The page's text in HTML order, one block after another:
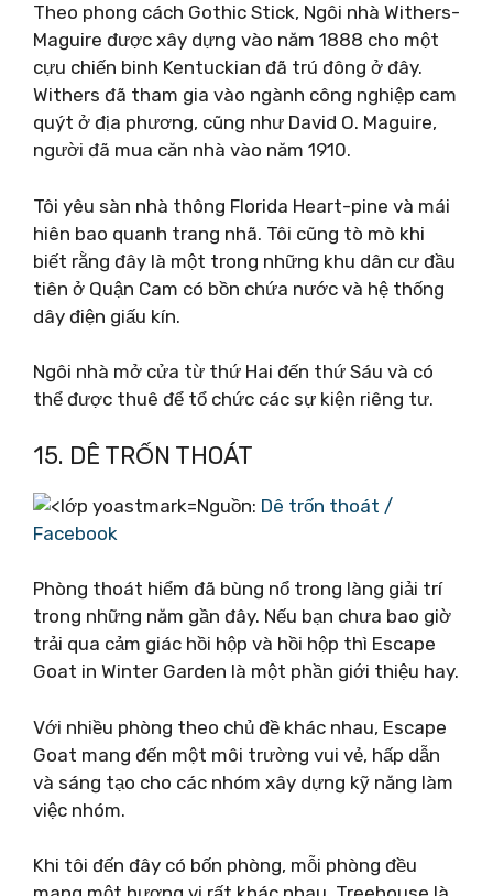
Theo phong cách Gothic Stick, Ngôi nhà Withers-
Maguire được xây dựng vào năm 1888 cho một
cựu chiến binh Kentuckian đã trú đông ở đây.
Withers đã tham gia vào ngành công nghiệp cam
quýt ở địa phương, cũng như David O. Maguire,
người đã mua căn nhà vào năm 1910.
Tôi yêu sàn nhà thông Florida Heart-pine và mái
hiên bao quanh trang nhã. Tôi cũng tò mò khi
biết rằng đây là một trong những khu dân cư đầu
tiên ở Quận Cam có bồn chứa nước và hệ thống
dây điện giấu kín.
Ngôi nhà mở cửa từ thứ Hai đến thứ Sáu và có
thể được thuê để tổ chức các sự kiện riêng tư.
15. DÊ TRỐN THOÁT
Nguồn: Dê trốn thoát /
Facebook
Phòng thoát hiểm đã bùng nổ trong làng giải trí
trong những năm gần đây. Nếu bạn chưa bao giờ
trải qua cảm giác hồi hộp và hồi hộp thì Escape
Goat in Winter Garden là một phần giới thiệu hay.
Với nhiều phòng theo chủ đề khác nhau, Escape
Goat mang đến một môi trường vui vẻ, hấp dẫn
và sáng tạo cho các nhóm xây dựng kỹ năng làm
việc nhóm.
Khi tôi đến đây có bốn phòng, mỗi phòng đều